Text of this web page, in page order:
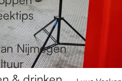
Nijmegen